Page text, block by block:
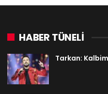
HABER TÜNELİ
Tarkan: